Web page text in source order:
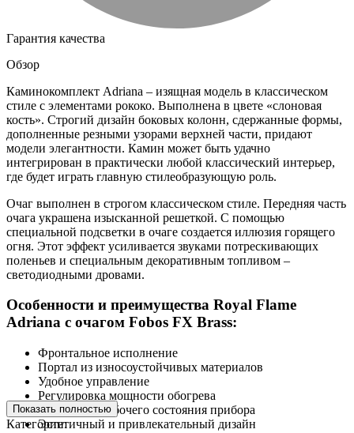
Гарантия качества
Обзор
Каминокомплект Adriana – изящная модель в классическом
стиле с элементами рококо. Выполнена в цвете «слоновая
кость». Строгий дизайн боковых колонн, сдержанные формы,
дополненные резными узорами верхней части, придают
модели элегантности. Камин может быть удачно
интегрирован в практически любой классический интерьер,
где будет играть главную стилеобразующую роль.
Очаг выполнен в строгом классическом стиле. Передняя часть
очага украшена изысканной решеткой. С помощью
специальной подсветки в очаге создается иллюзия горящего
огня. Этот эффект усиливается звуками потрескивающих
поленьев и специальным декоративным топливом –
светодиодными дровами.
Особенности и преимущества Royal Flame
Adriana с очагом Fobos FX Brass:
Фронтальное исполнение
Портал из износоустойчивых материалов
Удобное управление
Регулировка мощности обогрева
Индикатор рабочего состояния прибора
Эстетичный и привлекательный дизайн
Показать полностью
Категории: